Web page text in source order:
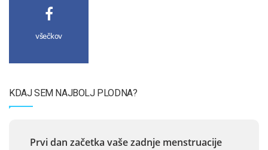
všečkov
KDAJ SEM NAJBOLJ PLODNA?
Prvi dan začetka vaše zadnje menstruacije